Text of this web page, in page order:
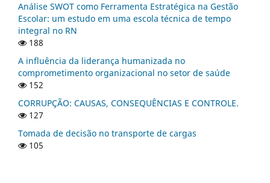
Análise SWOT como Ferramenta Estratégica na Gestão
Escolar: um estudo em uma escola técnica de tempo
integral no RN
188
A influência da liderança humanizada no
comprometimento organizacional no setor de saúde
152
CORRUPÇÃO: CAUSAS, CONSEQUÊNCIAS E CONTROLE.
127
Tomada de decisão no transporte de cargas
105